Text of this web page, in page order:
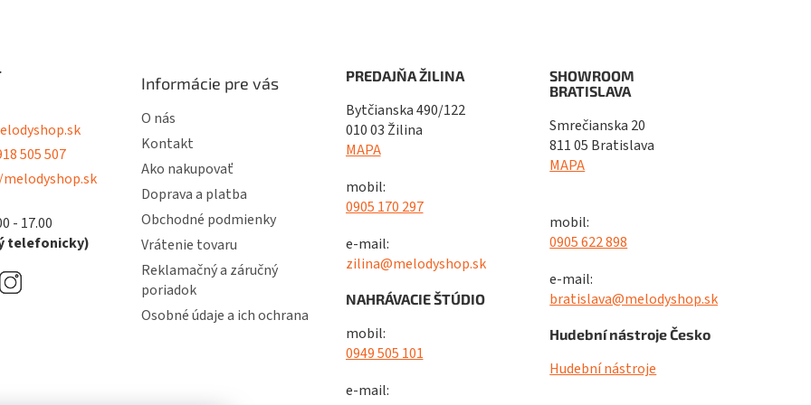
505 507
- 17.00
telefonicky)
Informácie pre vás
O nás
Kontakt
Ako nakupovať
Doprava a platba
Obchodné podmienky
Vrátenie tovaru
Reklamačný a záručný
poriadok
Osobné údaje a ich ochrana
PREDAJŇA ŽILINA
Bytčianska 490/122
010 03 Žilina
MAPA
mobil:
0905 170 297
e-mail:
zilina@melodyshop.sk
NAHRÁVACIE ŠTÚDIO
mobil:
0949 505 101
e-mail:
SHOWROOM
BRATISLAVA
Smrečianska 20
811 05 Bratislava
MAPA
mobil:
0905 622 898
e-mail:
bratislava@melodyshop.sk
Hudební nástroje Česko
Hudební nástroje